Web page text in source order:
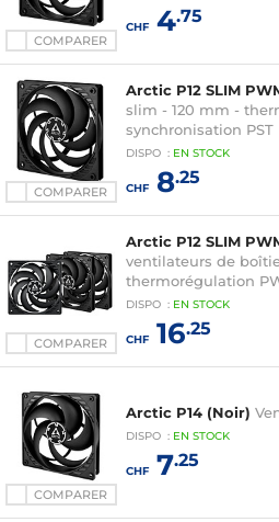
COMPARER
CHF4.75
COMPARER
Arctic P12 SLIM
slim - 120 mm -
synchronisation PST
DISPO : EN STOCK
CHF8.25
COMPARER
Arctic P12 SLIM
ventilateurs de
thermorégulation
DISPO : EN STOCK
CHF16.25
COMPARER
Arctic P14 (Noir)
DISPO : EN STOCK
CHF7.25